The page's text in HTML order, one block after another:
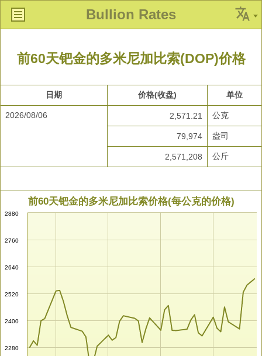
Bullion Rates
前60天钯金的多米尼加比索(DOP)价格
日期 价格(收盘) 单位
2026/08/06 2,571.21 公克
79,974 盎司
2,571,208 公斤
前60天钯金的多米尼加比索价格(每公克的价格)
2280
2400
2520
2640
2760
2880